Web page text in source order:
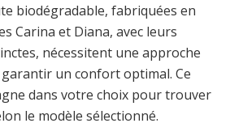
biodégradable, fabriquées en
Carina et Diana, avec leurs
nécessitent une approche
un confort optimal. Ce
dans votre choix pour trouver
le modèle sélectionné.